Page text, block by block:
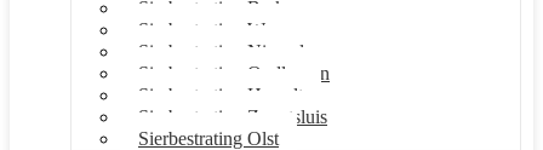
Sierbestrating Berkum
Sierbestrating Wezep
Sierbestrating Nieuwleusen
Sierbestrating Oudleusen
Sierbestrating Hasselt
Sierbestrating Zwartsluis
Sierbestrating Olst